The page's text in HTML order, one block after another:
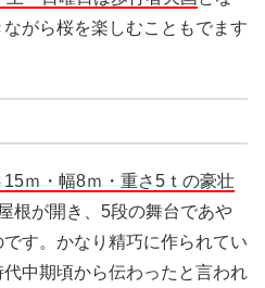
がら桜を楽しむこともでます
15ｍ・幅8ｍ・重さ5ｔの豪壮
根が開き、5段の舞台であや
す。かなり精巧に作られてい
中期頃から伝わったと言われ